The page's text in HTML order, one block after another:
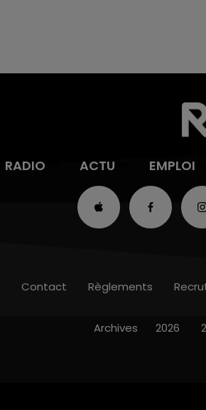
RADIO ACTU EMPLOI
Contact Règlements
Archives 2026